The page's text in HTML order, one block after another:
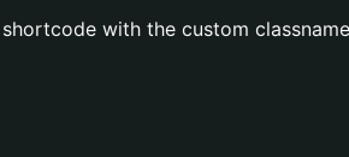
with the custom